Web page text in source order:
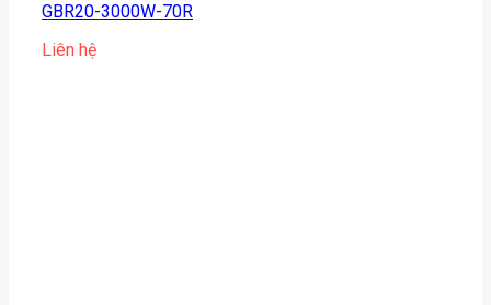
GBR20-3000W-70R
Liên hệ